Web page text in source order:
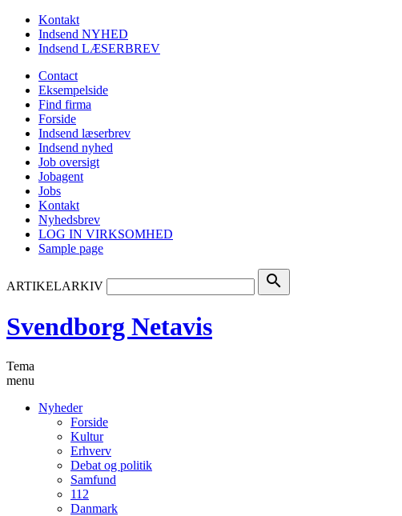
Kontakt
Indsend NYHED
Indsend LÆSERBREV
Contact
Eksempelside
Find firma
Forside
Indsend læserbrev
Indsend nyhed
Job oversigt
Jobagent
Jobs
Kontakt
Nyhedsbrev
LOG IN VIRKSOMHED
Sample page
ARTIKELARKIV search
Svendborg Netavis
Tema
menu
Nyheder
Forside
Kultur
Erhverv
Debat og politik
Samfund
112
Danmark